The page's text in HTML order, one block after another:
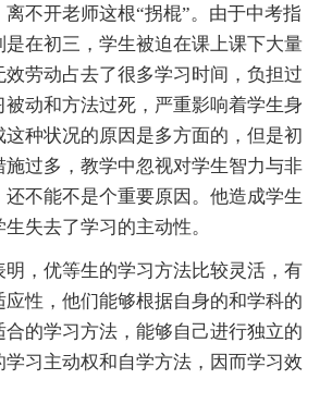
不开老师这根“拐棍”。由于中考指
是在初三，学生被迫在课上课下大量
劳动占去了很多学习时间，负担过
动和方法过死，严重影响着学生身
种状况的原因是多方面的，但是初
施过多，教学中忽视对学生智力与非
不能不是个重要原因。他造成学生
失去了学习的主动性。
，优等生的学习方法比较灵活，有
性，他们能够根据自身的和学科的
的学习方法，能够自己进行独立的
习主动权和自学方法，因而学习效